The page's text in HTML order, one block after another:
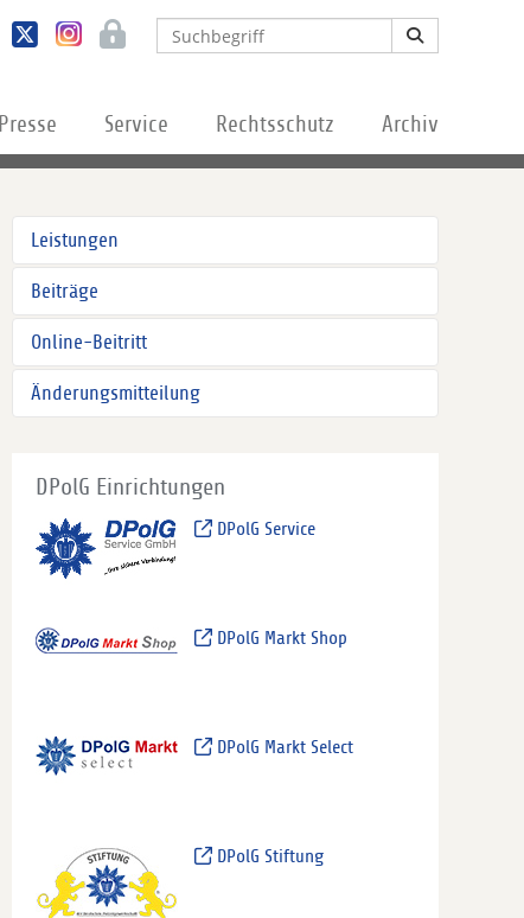
Presse Service Rechtsschutz Archiv
Leistungen
Beiträge
Online-Beitritt
Änderungsmitteilung
DPolG Einrichtungen
DPolG Service
DPolG Markt Shop
DPolG Markt Select
DPolG Stiftung